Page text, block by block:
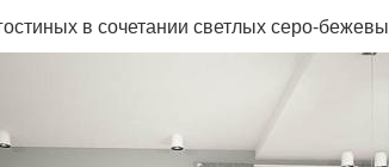
в сочетании светлых серо-